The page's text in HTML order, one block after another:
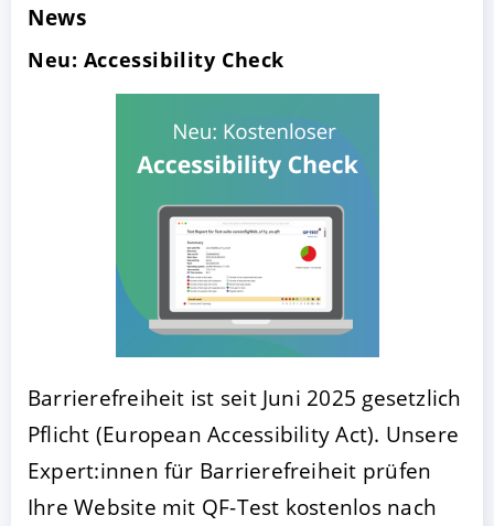
News
Neu: Accessibility Check
Barrierefreiheit ist seit Juni 2025 gesetzlich
Pflicht (European Accessibility Act). Unsere
Expert:innen für Barrierefreiheit prüfen
Ihre Website mit QF-Test kostenlos nach